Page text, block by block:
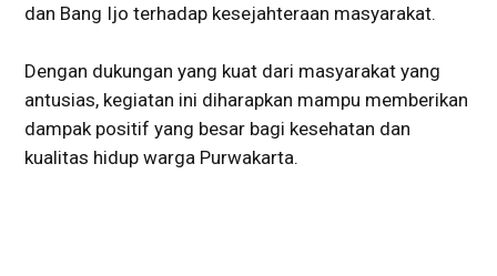
dan Bang Ijo terhadap kesejahteraan masyarakat.
Dengan dukungan yang kuat dari masyarakat yang
antusias, kegiatan ini diharapkan mampu memberikan
dampak positif yang besar bagi kesehatan dan
kualitas hidup warga Purwakarta.